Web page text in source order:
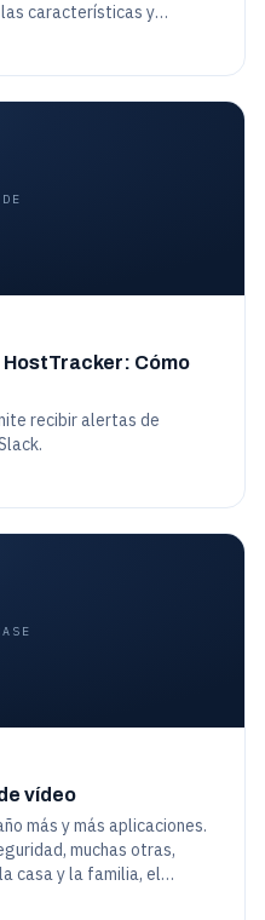
características y
que pueda realizar una
haya comprado.
Cómo
recibir alertas de
vídeo
más y más aplicaciones.
muchas otras,
casa y la familia, el
se utilizan mucho hoy en